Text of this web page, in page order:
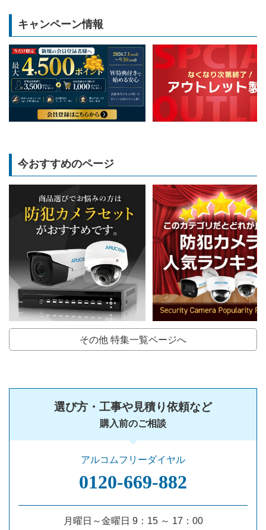
キャンペーン情報
今おすすめのページ
その他 特集一覧ページへ
選び方・工事や見積り依頼など
購入前のご相談
アルコムフリーダイヤル
0120‐669‐882
月曜日～金曜日 9：15 ～ 17：00